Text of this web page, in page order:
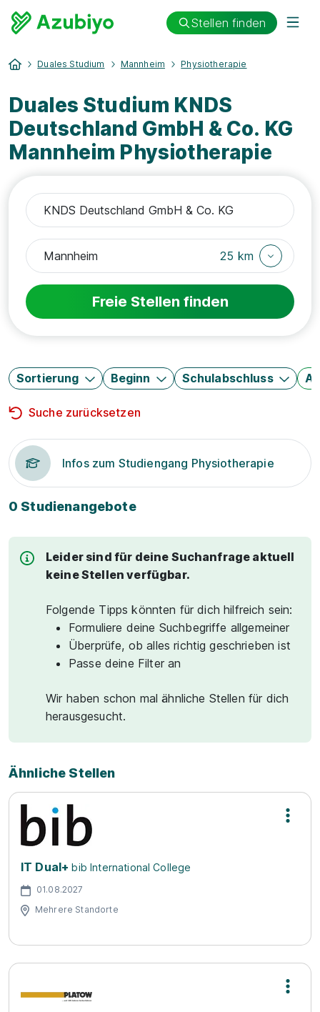
Stellen finden
Duales Studium Mannheim Physiotherapie
Duales Studium KNDS
Deutschland GmbH & Co. KG
Mannheim Physiotherapie
25 km
Freie Stellen finden
Sortierung Beginn Schulabschluss
Suche zurücksetzen
Infos zum Studiengang Physiotherapie
0 Studienangebote
Leider sind für deine Suchanfrage aktuell
keine Stellen verfügbar.
Folgende Tipps könnten für dich hilfreich sein:
Formuliere deine Suchbegriffe allgemeiner
Überprüfe, ob alles richtig geschrieben ist
Passe deine Filter an
Wir haben schon mal ähnliche Stellen für dich
herausgesucht.
Ähnliche Stellen
IT Dual+ bib International College
01.08.2027
Mehrere Standorte